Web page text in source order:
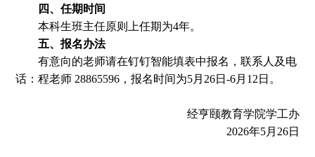
四、任期时间
本科生班主任原则上任期为4年。
五、报名办法
有意向的老师请在钉钉智能填表中报名，联系人及电
话：程老师 28865596，报名时间为5月26日-6月12日。
经亨颐教育学院学工办
2026年5月26日